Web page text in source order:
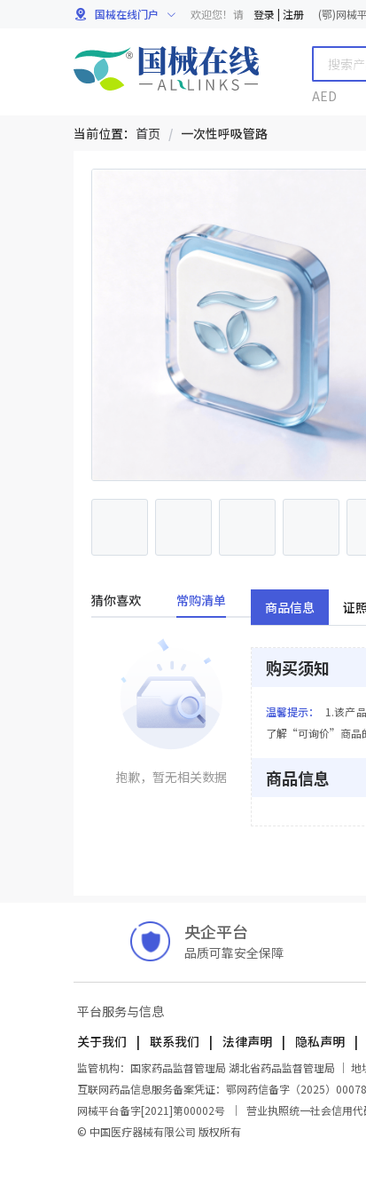
国械在线门户 欢迎您！请 登录 | 注册 (鄂)网械
AED
当前位置： 首页 / 一次性呼吸管路
猜你喜欢 常购清单
抱歉，暂无相关数据
商品信息 证
购买须知
温馨提示：
1.该产
了解“可询价”商品
商品信息
央企平台
品质可靠安全保障
平台服务与信息
关于我们
联系我们 法律声明 隐私声明
监管机构：国家药品监督管理局 湖北省药品监督管理局 ｜
互联网药品信息服务备案凭证：鄂网药信备字（2025）
网械平台备字[2021]第00002号
｜ 营业执照统一社会信用
© 中国医疗器械有限公司 版权所有